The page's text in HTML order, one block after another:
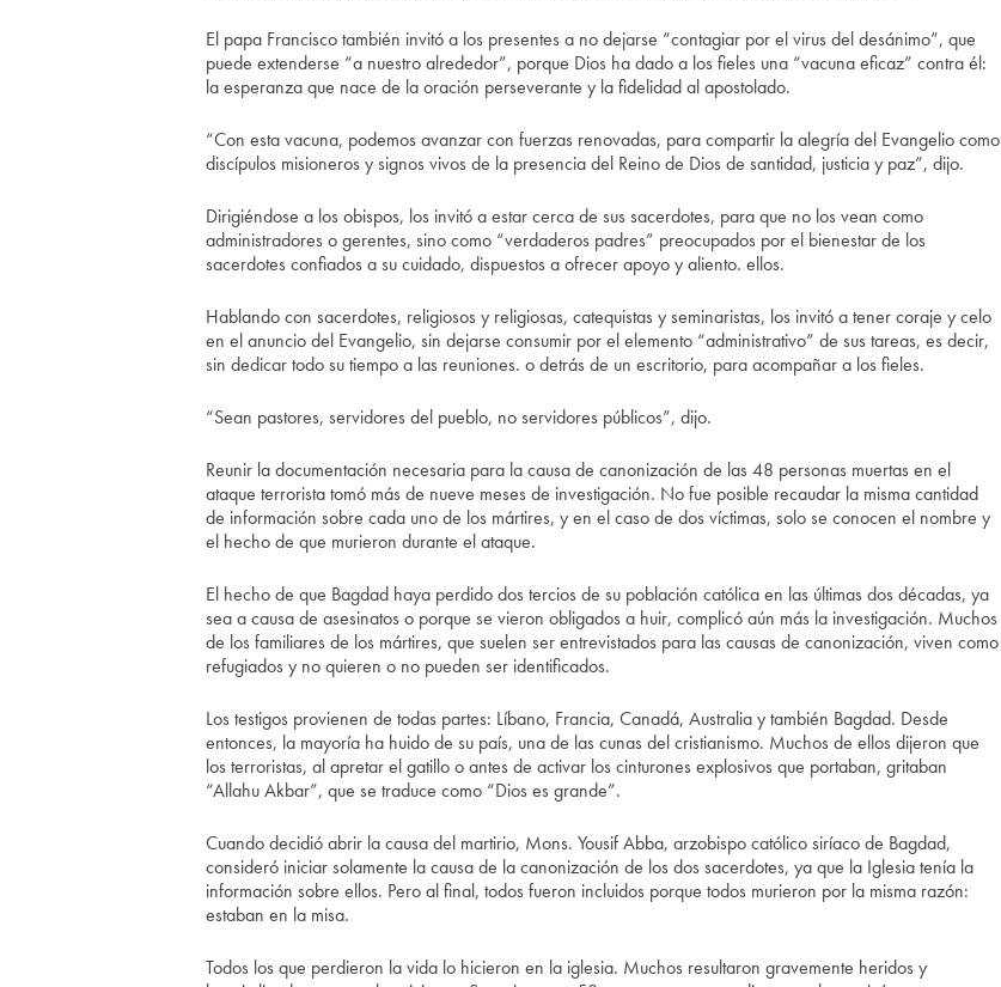
El papa Francisco también invitó a los presentes a no dejarse “contagiar por el virus del desánimo”, que
puede extenderse “a nuestro alrededor”, porque Dios ha dado a los fieles una “vacuna eficaz” contra él:
la esperanza que nace de la oración perseverante y la fidelidad al apostolado.
“Con esta vacuna, podemos avanzar con fuerzas renovadas, para compartir la alegría del Evangelio como
discípulos misioneros y signos vivos de la presencia del Reino de Dios de santidad, justicia y paz”, dijo.
Dirigiéndose a los obispos, los invitó a estar cerca de sus sacerdotes, para que no los vean como
administradores o gerentes, sino como “verdaderos padres” preocupados por el bienestar de los
sacerdotes confiados a su cuidado, dispuestos a ofrecer apoyo y aliento. ellos.
Hablando con sacerdotes, religiosos y religiosas, catequistas y seminaristas, los invitó a tener coraje y celo
en el anuncio del Evangelio, sin dejarse consumir por el elemento “administrativo” de sus tareas, es decir,
sin dedicar todo su tiempo a las reuniones. o detrás de un escritorio, para acompañar a los fieles.
“Sean pastores, servidores del pueblo, no servidores públicos”, dijo.
Reunir la documentación necesaria para la causa de canonización de las 48 personas muertas en el
ataque terrorista tomó más de nueve meses de investigación. No fue posible recaudar la misma cantidad
de información sobre cada uno de los mártires, y en el caso de dos víctimas, solo se conocen el nombre y
el hecho de que murieron durante el ataque.
El hecho de que Bagdad haya perdido dos tercios de su población católica en las últimas dos décadas, ya
sea a causa de asesinatos o porque se vieron obligados a huir, complicó aún más la investigación. Muchos
de los familiares de los mártires, que suelen ser entrevistados para las causas de canonización, viven como
refugiados y no quieren o no pueden ser identificados.
Los testigos provienen de todas partes: Líbano, Francia, Canadá, Australia y también Bagdad. Desde
entonces, la mayoría ha huido de su país, una de las cunas del cristianismo. Muchos de ellos dijeron que
los terroristas, al apretar el gatillo o antes de activar los cinturones explosivos que portaban, gritaban
“Allahu Akbar”, que se traduce como “Dios es grande”.
Cuando decidió abrir la causa del martirio, Mons. Yousif Abba, arzobispo católico siríaco de Bagdad,
consideró iniciar solamente la causa de la canonización de los dos sacerdotes, ya que la Iglesia tenía la
información sobre ellos. Pero al final, todos fueron incluidos porque todos murieron por la misma razón:
estaban en la misa.
Todos los que perdieron la vida lo hicieron en la iglesia. Muchos resultaron gravemente heridos y